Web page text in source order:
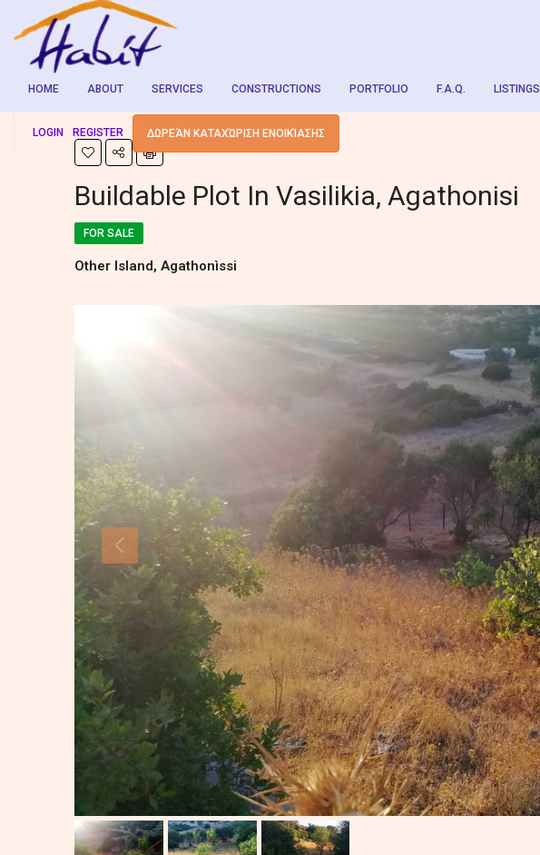
HOME ABOUT SERVICES CONSTRUCTIONS PORTFOLIO F.A.Q. LISTINGS
LOGIN REGISTER ΔΩΡΕΆΝ ΚΑΤΑΧΏΡΙΣΗ ΕΝΟΙΚΊΑΣΗΣ
Buildable Plot In Vasilikia, Agathonisi
FOR SALE
Other Island, Agathonìssi